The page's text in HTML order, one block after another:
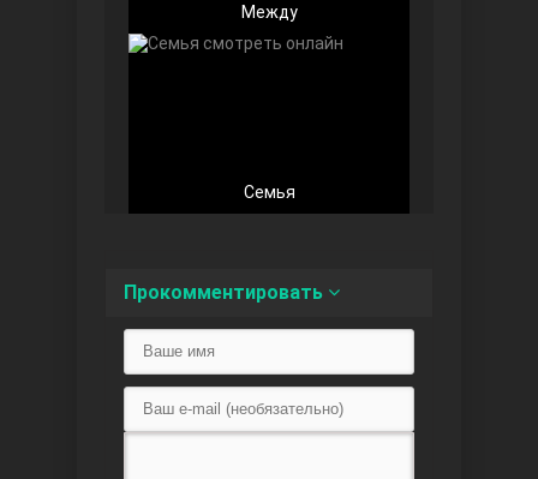
Семья
Между
Семья
Прокомментировать